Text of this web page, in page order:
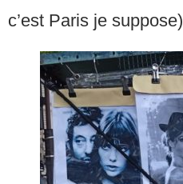
c’est Paris je suppose)